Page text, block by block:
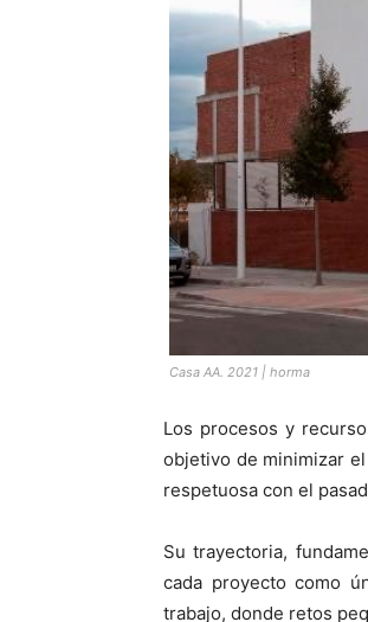
Casa AA. 2021 | horma
Los procesos y
objetivo de minimizar
respetuosa con el
Su trayectoria,
cada proyecto como
trabajo, donde retos